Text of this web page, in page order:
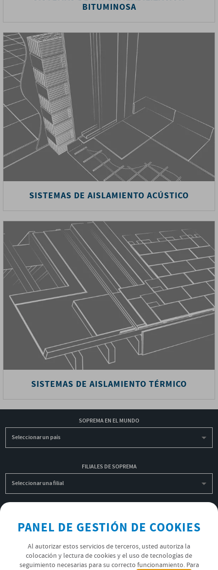
BITUMINOSA
SISTEMAS DE AISLAMIENTO ACÚSTICO
SISTEMAS DE AISLAMIENTO TÉRMICO
SOPREMA EN EL MUNDO
Seleccionar un país
FILIALES DE SOPREMA
Seleccionar una filial
OK
PANEL DE GESTIÓN DE COOKIES
Al autorizar estos servicios de terceros, usted autoriza la
colocación y lectura de cookies y el uso de tecnologías de
seguimiento necesarias para su correcto funcionamiento. Para